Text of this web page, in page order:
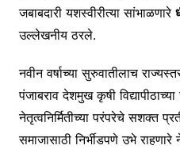
जबाबदारी यशस्वीरीत्या सांभाळणारे
उल्लेखनीय ठरले.
नवीन वर्षाच्या सुरुवातीलाच
पंजाबराव देशमुख कृषी
नेतृत्वनिर्मितीच्या परंपरेचे सशक्त
समाजासाठी निर्भीडपणे उभे